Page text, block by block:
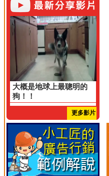
大概是地球上最聰明的
狗！！
更多影片